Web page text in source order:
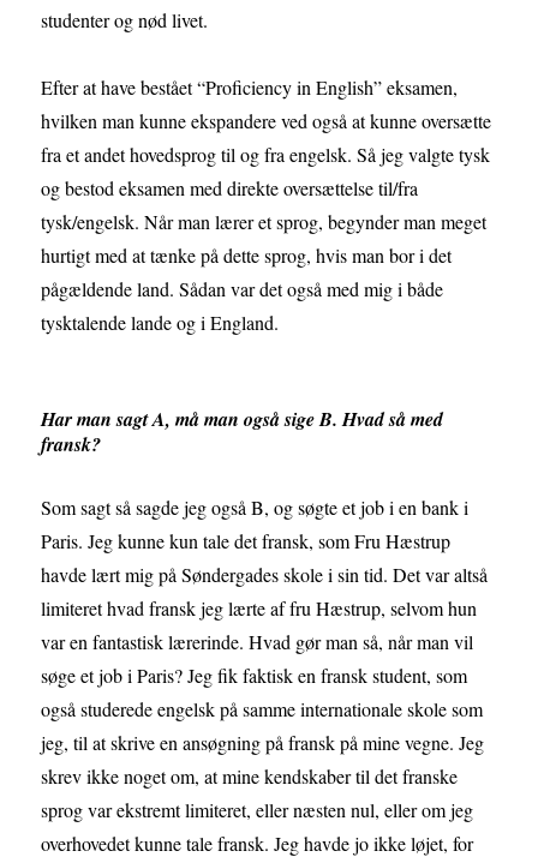
studenter og nød livet.
Efter at have bestået “Proficiency in English” eksamen,
hvilken man kunne ekspandere ved også at kunne oversætte
fra et andet hovedsprog til og fra engelsk. Så jeg valgte tysk
og bestod eksamen med direkte oversættelse til/fra
tysk/engelsk. Når man lærer et sprog, begynder man meget
hurtigt med at tænke på dette sprog, hvis man bor i det
pågældende land. Sådan var det også med mig i både
tysktalende lande og i England.
Har man sagt A, må man også sige B. Hvad så med
fransk?
Som sagt så sagde jeg også B, og søgte et job i en bank i
Paris. Jeg kunne kun tale det fransk, som Fru Hæstrup
havde lært mig på Søndergades skole i sin tid. Det var altså
limiteret hvad fransk jeg lærte af fru Hæstrup, selvom hun
var en fantastisk lærerinde. Hvad gør man så, når man vil
søge et job i Paris? Jeg fik faktisk en fransk student, som
også studerede engelsk på samme internationale skole som
jeg, til at skrive en ansøgning på fransk på mine vegne. Jeg
skrev ikke noget om, at mine kendskaber til det franske
sprog var ekstremt limiteret, eller næsten nul, eller om jeg
overhovedet kunne tale fransk. Jeg havde jo ikke løjet, for